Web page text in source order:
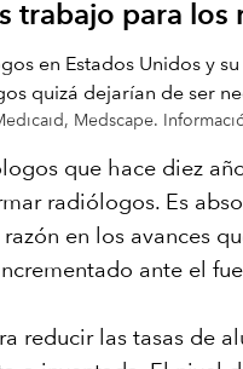
trabajo para los
Medscape.
que hace diez
radiólogos. Es
en los avances
ante el
reducir las tasas de